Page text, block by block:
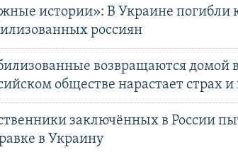
истории»: В Украине погибли
россиян
возвращаются домой
обществе нарастает страх и
заключённых в России
в Украину